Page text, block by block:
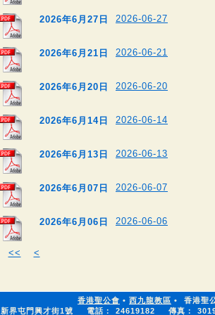
2026年6月27日 2026-06-27
2026年6月21日 2026-06-21
2026年6月20日 2026-06-20
2026年6月14日 2026-06-14
2026年6月13日 2026-06-13
2026年6月07日 2026-06-07
2026年6月06日 2026-06-06
<< <
香港聖公會 • 西九龍教區 •
香港聖
新界屯門興才街1號 電話： 24619182 傳真：